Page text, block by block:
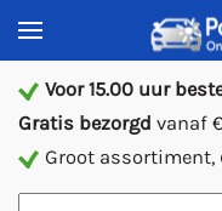
Voor 15.00 uur
Gratis bezorgd vanaf
Groot assortiment,